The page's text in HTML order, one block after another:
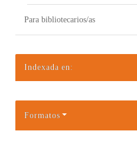
Para bibliotecarios/as
Indexada en:
Formatos